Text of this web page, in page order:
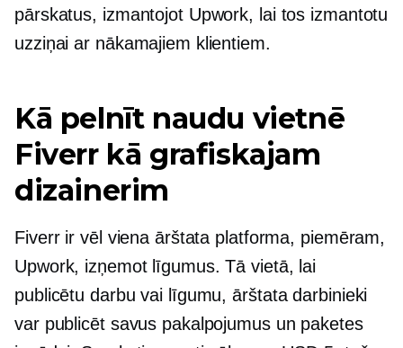
pārskatus, izmantojot Upwork, lai tos izmantotu
uzziņai ar nākamajiem klientiem.
Kā pelnīt naudu vietnē
Fiverr kā grafiskajam
dizainerim
Fiverr ir vēl viena ārštata platforma, piemēram,
Upwork, izņemot līgumus. Tā vietā, lai
publicētu darbu vai līgumu, ārštata darbinieki
var publicēt savus pakalpojumus un paketes